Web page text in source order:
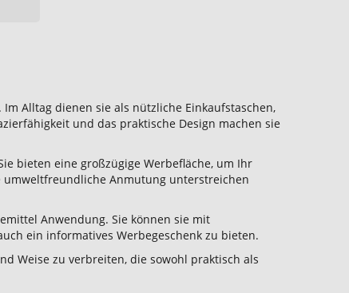
Alltag dienen sie als nützliche Einkaufstaschen,
und das praktische Design machen sie
bieten eine großzügige Werbefläche, um Ihr
umweltfreundliche Anmutung unterstreichen
Anwendung. Sie können sie mit
ein informatives Werbegeschenk zu bieten.
Weise zu verbreiten, die sowohl praktisch als